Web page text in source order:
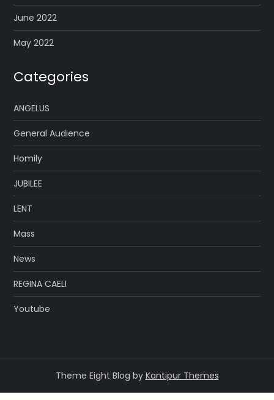
June 2022
May 2022
Categories
ANGELUS
General Audience
Homily
JUBILEE
LENT
Mass
News
REGINA CAELI
Youtube
Theme Eight Blog by Kantipur Themes